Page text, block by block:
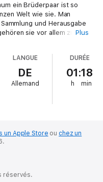
ein Brüderpaar ist so
Welt wie sie. Man
und Herausgabe
sie vor allem zu den
Volkskunde. Allein
den heutigen Tag ein
keine Wissenschaftler im
aktive Staatsbürger mit
Bibliothek in
hat den
Auswahl stellt er die
Schaffens der beiden so
den lebendigen
Plus
LANGUE
DE
Allemand
DURÉE
01:18
h min
un Apple Store ou chez un
réservés.